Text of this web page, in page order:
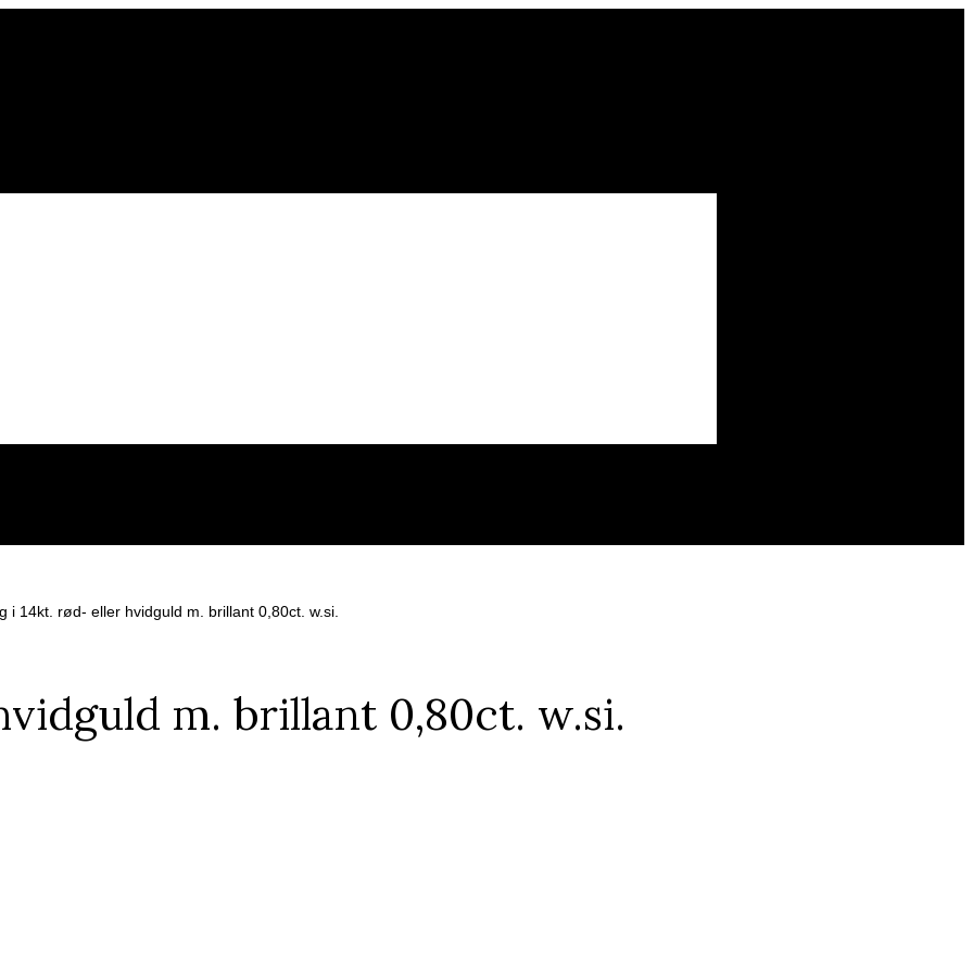
i 14kt. rød- eller hvidguld m. brillant 0,80ct. w.si.
m. brillant 0,80ct. w.si.